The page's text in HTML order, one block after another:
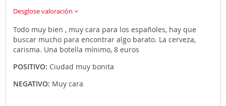
Desglose valoración
Todo muy bien , muy cara para los españoles, hay que
buscar mucho para encontrar algo barato. La cerveza,
carisma. Una botella mínimo, 8 euros
POSITIVO: Ciudad muy bonita
NEGATIVO: Muy cara